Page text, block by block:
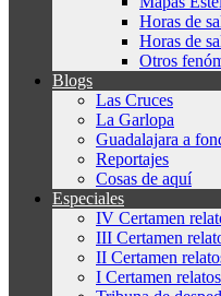
Horas de
Horas de
Otros
Blogs
Las Cruces
La Garlopa
Guadalajara a
Reportajes
Cosas de aquí
Especiales
IV Certamen
III Certamen
II Certamen
I Certamen